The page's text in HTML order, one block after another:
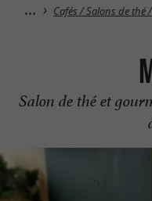
Cafés / Salons de thé
Salon de thé et